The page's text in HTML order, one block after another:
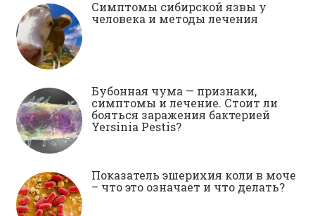
Симптомы сибирской язвы у
человека и методы лечения
Бубонная чума — признаки,
симптомы и лечение. Стоит ли
бояться заражения бактерией
Yersinia Pestis?
Показатель эшерихия коли в моче
– что это означает и что делать?